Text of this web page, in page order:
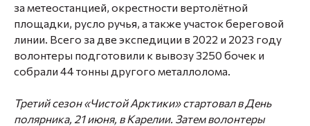
за метеостанцией, окрестности вертолётной
площадки, русло ручья, а также участок береговой
линии. Всего за две экспедиции в 2022 и 2023 году
волонтеры подготовили к вывозу 3250 бочек и
собрали 44 тонны другого металлолома.
Третий сезон «Чистой Арктики» стартовал в День
полярника, 21 июня, в Карелии. Затем волонтеры